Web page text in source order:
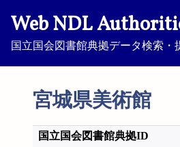
Web NDL
国立国会図書館典拠データ検索・
宮城県美術館
国立国会図書館典拠ID